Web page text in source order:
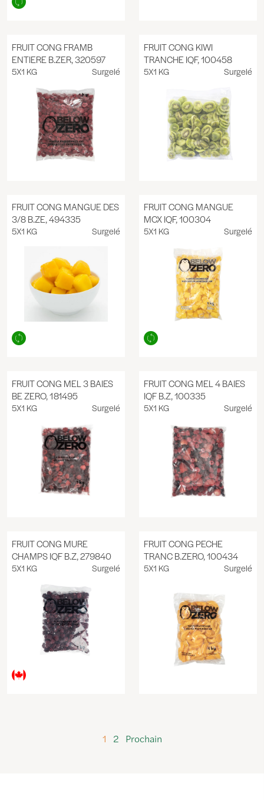
FRUIT CONG FRAMB
ENTIERE B.ZER, 320597
5X1 KG Surgelé
FRUIT CONG KIWI
TRANCHE IQF, 100458
5X1 KG Surgelé
FRUIT CONG MANGUE DES
3/8 B.ZE, 494335
5X1 KG Surgelé
FRUIT CONG MANGUE
MCX IQF, 100304
5X1 KG Surgelé
FRUIT CONG MEL 3 BAIES
BE ZERO, 181495
5X1 KG Surgelé
FRUIT CONG MEL 4 BAIES
IQF B.Z, 100335
5X1 KG Surgelé
FRUIT CONG MURE
CHAMPS IQF B.Z, 279840
5X1 KG Surgelé
FRUIT CONG PECHE
TRANC B.ZERO, 100434
5X1 KG Surgelé
1 2 Prochain